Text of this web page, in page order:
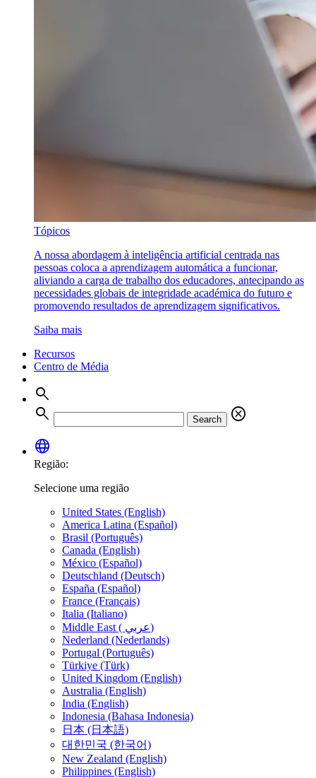
Tópicos
A nossa abordagem à inteligência artificial centrada nas
pessoas coloca a aprendizagem automática a funcionar,
aliviando a carga de trabalho dos educadores, antecipando as
necessidades globais de integridade académica do futuro e
promovendo resultados de aprendizagem significativos.
Saiba mais
Recursos
Centro de Média
search
search
Search
cancel
language
Região:
Selecione uma região
United States (English)
America Latina (Español)
Brasil (Português)
Canada (English)
México (Español)
Deutschland (Deutsch)
España (Español)
France (Français)
Italia (Italiano)
Middle East ( عربي)
Nederland (Nederlands)
Portugal (Português)
Türkiye (Türk)
United Kingdom (English)
Australia (English)
India (English)
Indonesia (Bahasa Indonesia)
日本 (日本語)
대한민국 (한국어)
New Zealand (English)
Philippines (English)